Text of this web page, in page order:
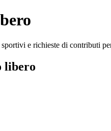
e richieste di contributi
libero